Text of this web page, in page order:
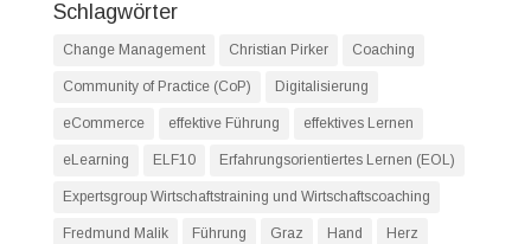
Schlagwörter
Change Management Christian Pirker Coaching
Community of Practice (CoP) Digitalisierung
eCommerce effektive Führung effektives Lernen
eLearning ELF10 Erfahrungsorientiertes Lernen (EOL)
Expertsgroup Wirtschaftstraining und Wirtschaftscoaching
Fredmund Malik Führung Graz Hand Herz